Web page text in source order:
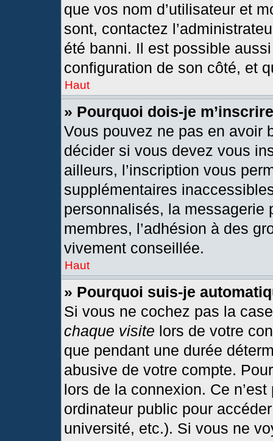
que vos nom d’utilisateur et
sont, contactez
été banni. Il est possible
configuration de son côté, et
Haut
» Pourquoi dois-je
Vous pouvez ne pas en avoir
décider si vous devez vous
ailleurs, l’inscription vous
supplémentaires
personnalisés, la messagerie
membres, l’adhésion à des
vivement conseillée.
Haut
» Pourquoi suis-je
Si vous ne cochez pas la
chaque visite lors de votre
que pendant une durée
abusive de votre compte.
lors de la connexion. Ce
ordinateur public pour
université, etc.). Si vous ne